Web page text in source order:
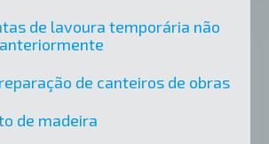
de lavoura temporária não
de canteiros de obras
de madeira